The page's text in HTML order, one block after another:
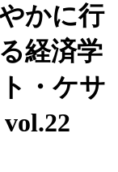
かに行
経済学
・ケサ